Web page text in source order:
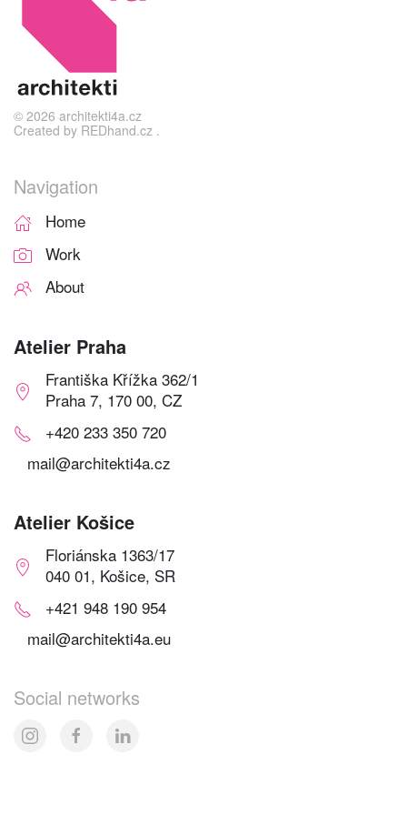
© 2026 architekti4a.cz
Created by REDhand.cz .
Navigation
Home
Work
About
Atelier Praha
Františka Křížka 362/1
Praha 7, 170 00, CZ
+420 233 350 720
mail@architekti4a.cz
Atelier Košice
Floriánska 1363/17
040 01, Košice, SR
+421 948 190 954
mail@architekti4a.eu
Social networks